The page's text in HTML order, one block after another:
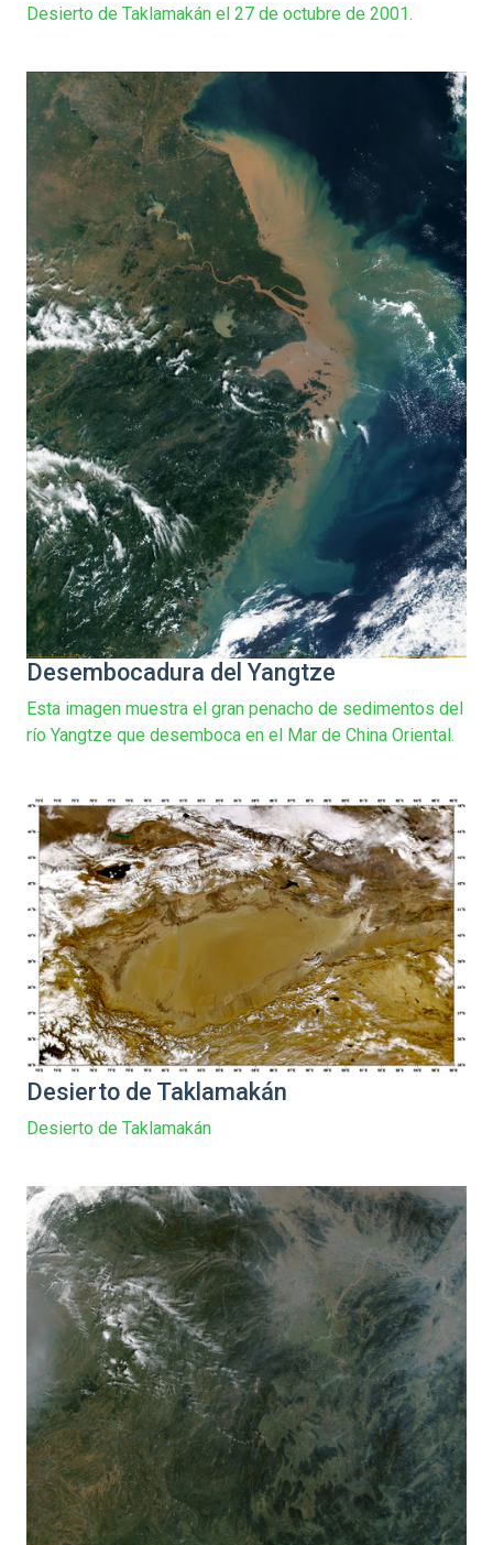
Desierto de Taklamakán el 27 de octubre de 2001.
Desembocadura del Yangtze
Esta imagen muestra el gran penacho de sedimentos del
río Yangtze que desemboca en el Mar de China Oriental.
Desierto de Taklamakán
Desierto de Taklamakán